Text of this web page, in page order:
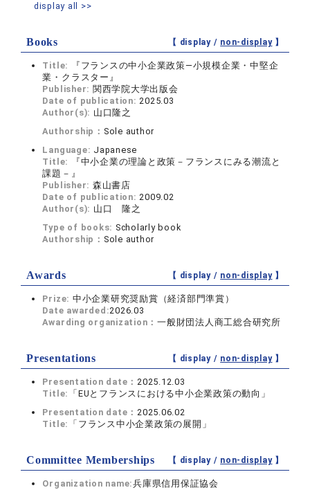
display all >>
Books 【 display / non-display】
Title:
『フランスの中小企業政策―小規模企業・中堅企
業・クラスター』
Publisher: 関西学院大学出版会
Date of publication:2025.03
Author(s): 山口隆之
Authorship： Sole author
Language: Japanese
Title:
『中小企業の理論と政策－フランスにみる潮流と
課題－』
Publisher: 森山書店
Date of publication:2009.02
Author(s): 山口 隆之
Type of books: Scholarly book
Authorship： Sole author
Awards 【 display / non-display】
Prize: 中小企業研究奨励賞（経済部門準賞）
Date awarded:2026.03
Awarding organization：一般財団法人商工総合研究所
Presentations 【 display / non-display】
Presentation date：2025.12.03
Title: 「EUとフランスにおける中小企業政策の動向」
Presentation date：2025.06.02
Title: 「フランス中小企業政策の展開」
Committee Memberships 【 display / non-display】
Organization name:兵庫県信用保証協会